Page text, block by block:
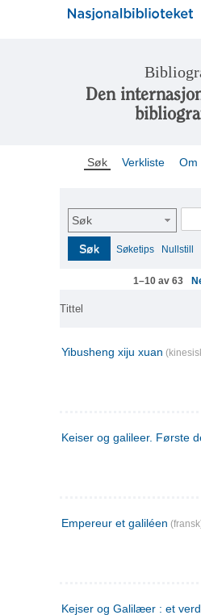
Den
Søk Verkliste Om
Søk
Søk Søketips Nullstill
1–10 av 63
Tittel
Yibusheng xiju xuan
Keiser og galileer. Første
Empereur et galiléen
Kejser og Galilæer : et